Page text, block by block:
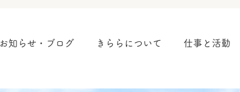
お知らせ・ブログ きららについて 仕事と活動